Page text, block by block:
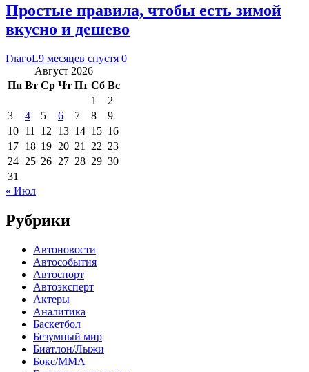
Простые правила, чтобы есть зимой
вкусно и дешево
ГлагоL9 месяцев спустя 0
Август 2026
Пн Вт Ср Чт Пт Сб Вс
1
2
3
4 5 6 7 8
9
10 11 12 13 14 15 16
17 18 19 20 21 22 23
24 25 26 27 28 29 30
31
« Июл
Рубрики
Автоновости
Автособытия
Автоспорт
Автоэксперт
Актеры
Аналитика
Баскетбол
Безумный мир
Биатлон/Лыжи
Бокс/MMA